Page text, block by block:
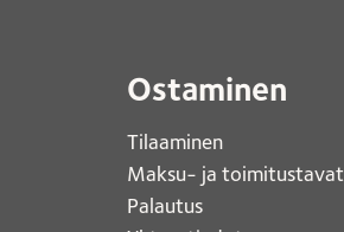
Ostaminen
Tilaaminen
Maksu- ja toimitustavat
Palautus